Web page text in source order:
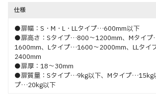
仕様
●扉幅：S・M・L・LLタイプ…600mm以下
●扉高さ：Sタイプ…800～1200mm、Mタイ
1600mm、Lタイプ…1600～2000mm、LLタイ
2400mm
●扉厚：18～30mm
●扉質量：Sタイプ…9kg以下、Mタイプ…15kg
プ…20kg以下